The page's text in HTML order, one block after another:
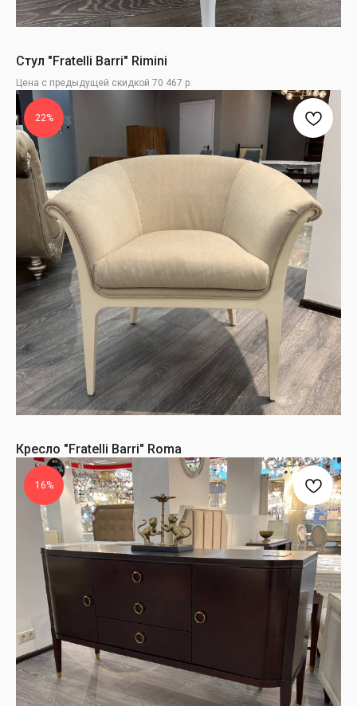
Стул "Fratelli Barri" Rimini
Цена с предыдущей скидкой 70 467 р.
22%
Кресло "Fratelli Barri" Roma
16%